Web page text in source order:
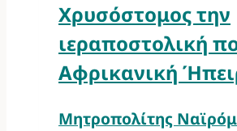
Χρυσόστομος την
ιεραποστολική
Αφρικανική
Μητροπολίτης